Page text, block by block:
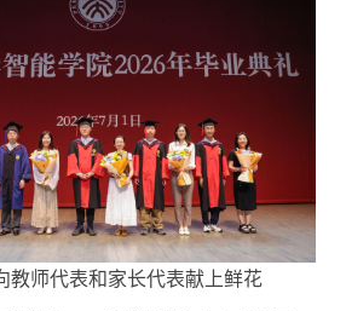
教师代表和家长代表献上鲜花